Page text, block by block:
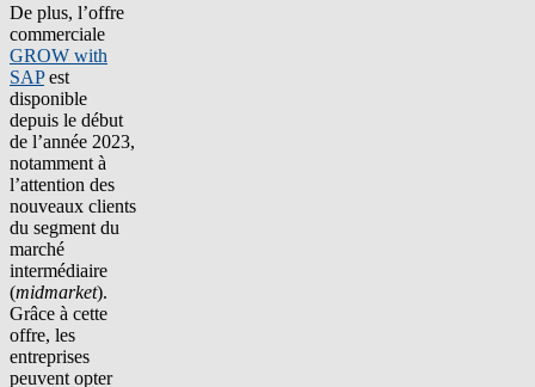
De plus, l’offre
commerciale
GROW with
SAPest
disponible
depuis le début
de l’année 2023,
notamment à
l’attention des
nouveaux clients
du segment du
marché
intermédiaire
(midmarket).
Grâce à cette
offre, les
entreprises
peuvent opter